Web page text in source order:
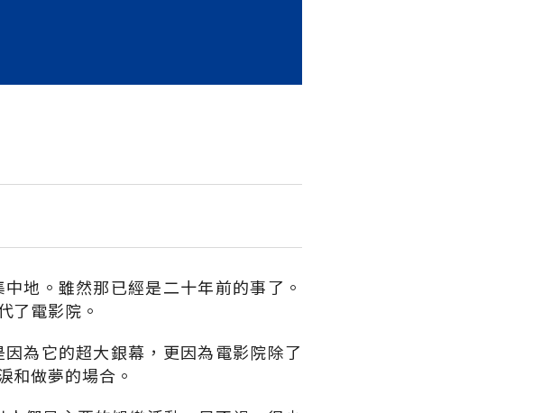
地。雖然那已經是二十年前的事了。
了電影院。
為它的超大銀幕，更因為電影院除了
和做夢的場合。